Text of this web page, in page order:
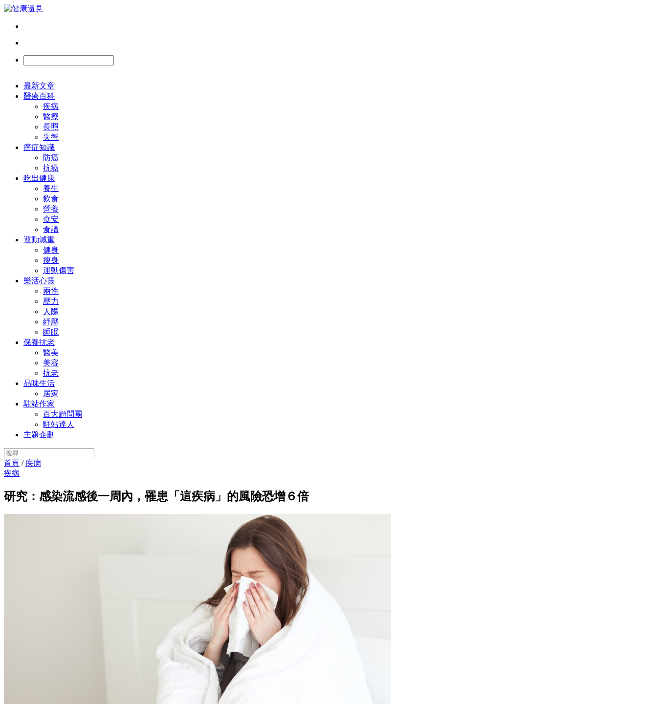
最新文章
醫療百科
疾病
醫療
長照
失智
癌症知識
防癌
抗癌
吃出健康
養生
飲食
營養
食安
食譜
運動減重
健身
瘦身
運動傷害
樂活心靈
兩性
壓力
人際
紓壓
睡眠
保養抗老
醫美
美容
抗老
品味生活
居家
駐站作家
百大顧問團
駐站達人
主題企劃
首頁 /疾病
疾病
研究：感染流感後一周內，罹患「這疾病」的風險恐增６倍